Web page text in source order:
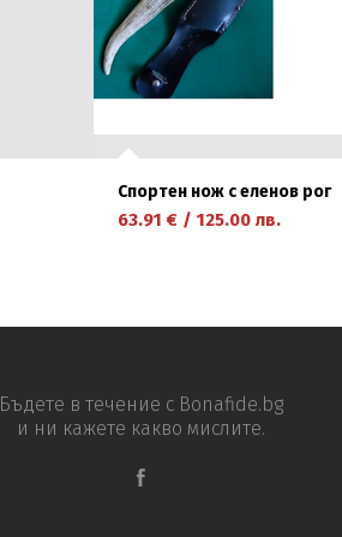
Спортен нож с еленов рог
63.91 € / 125.00 лв.
Бъдете в течение с Bonafide.bg
и ни кажете какво мислите.